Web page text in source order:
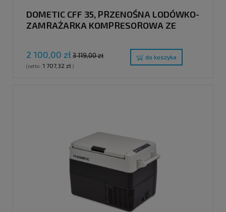
DOMETIC CFF 35, PRZENOŚNA LODÓWKO-
ZAMRAŻARKA KOMPRESOROWA ZE
2 100,00 zł 3 119,00 zł
(netto: 1 707,32 zł)
do koszyka